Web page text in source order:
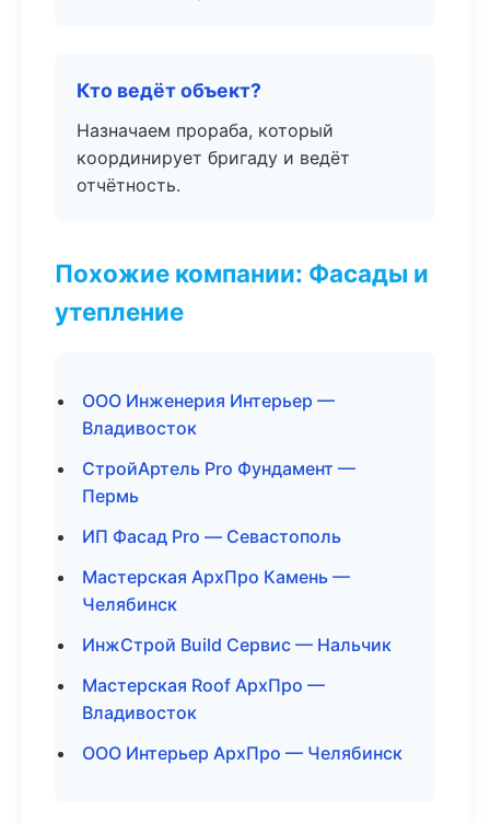
Кто ведёт объект?
Назначаем прораба, который
координирует бригаду и ведёт
отчётность.
Похожие компании: Фасады и
утепление
ООО Инженерия Интерьер —
Владивосток
СтройАртель Pro Фундамент —
Пермь
ИП Фасад Pro — Севастополь
Мастерская АрхПро Камень —
Челябинск
ИнжСтрой Build Сервис — Нальчик
Мастерская Roof АрхПро —
Владивосток
ООО Интерьер АрхПро — Челябинск